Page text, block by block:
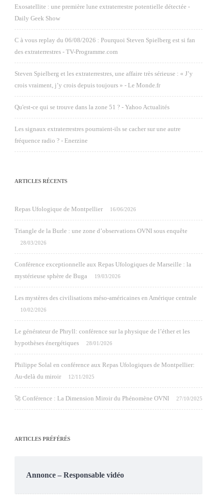
Exosatellite : une première lune extraterrestre potentielle détectée -
Daily Geek Show
C à vous replay du 06/08/2026 : Pourquoi Steven Spielberg est si fan
des extraterrestres - TV-Programme.com
Steven Spielberg et les extraterrestres, une affaire très sérieuse : « J’y
crois vraiment, j’y crois depuis toujours » - Le Monde.fr
Qu'est-ce qui se trouve dans la zone 51 ? - Yahoo Actualités
Les signaux extraterrestres pourraient-ils se cacher sur une autre
fréquence radio ? - Enerzine
ARTICLES RÉCENTS
Repas Ufologique de Montpellier 16/06/2026
Triangle de la Burle : une zone d’observations OVNI sous enquête
28/03/2026
Conférence exceptionnelle aux Repas Ufologiques de Marseille : la
mystérieuse sphère de Buga
19/03/2026
Les mystères des civilisations méso-américaines en Amérique centrale
10/02/2026
Le générateur de Phryll: conférence sur la physique de l’éther et les
hypothèses énergétiques
28/01/2026
Philippe Solal en conférence aux Repas Ufologiques de Montpellier:
Au-delà du miroir
12/11/2025
🚀 Conférence : La Dimension Miroir du Phénomène OVNI 27/10/2025
ARTICLES PRÉFÉRÉS
Annonce – Responsable vidéo